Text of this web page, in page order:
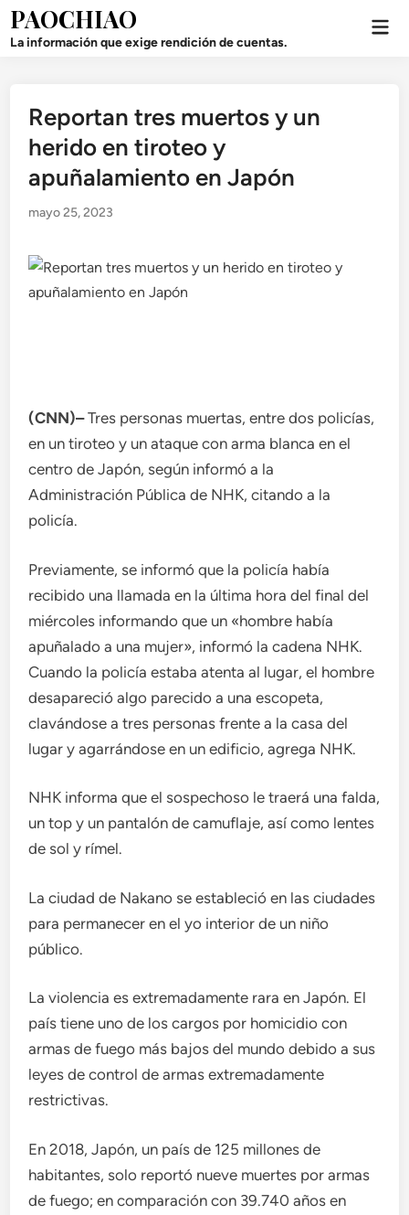
Saltar
contenido
PAOCHIAO
La información que exige rendición de cuentas.
Publicado
en
Reportan tres muertos y un
herido en tiroteo y
apuñalamiento en Japón
mayo 25, 2023
(CNN)–Tres personas muertas, entre dos policías,
en un tiroteo y un ataque con arma blanca en el
centro de Japón, según informó a la
Administración Pública de NHK, citando a la
policía.
Previamente, se informó que la policía había
recibido una llamada en la última hora del final del
miércoles informando que un «hombre había
apuñalado a una mujer», informó la cadena NHK.
Cuando la policía estaba atenta al lugar, el hombre
desapareció algo parecido a una escopeta,
clavándose a tres personas frente a la casa del
lugar y agarrándose en un edificio, agrega NHK.
NHK informa que el sospechoso le traerá una falda,
un top y un pantalón de camuflaje, así como lentes
de sol y rímel.
La ciudad de Nakano se estableció en las ciudades
para permanecer en el yo interior de un niño
público.
La violencia es extremadamente rara en Japón. El
país tiene uno de los cargos por homicidio con
armas de fuego más bajos del mundo debido a sus
leyes de control de armas extremadamente
restrictivas.
En 2018, Japón, un país de 125 millones de
habitantes, solo reportó nueve muertes por armas
de fuego; en comparación con 39.740 años en